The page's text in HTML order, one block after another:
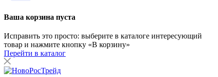
Ваша корзина пуста
Исправить это просто: выберите в каталоге интересующий
товар и нажмите кнопку «В корзину»
Перейти в каталог